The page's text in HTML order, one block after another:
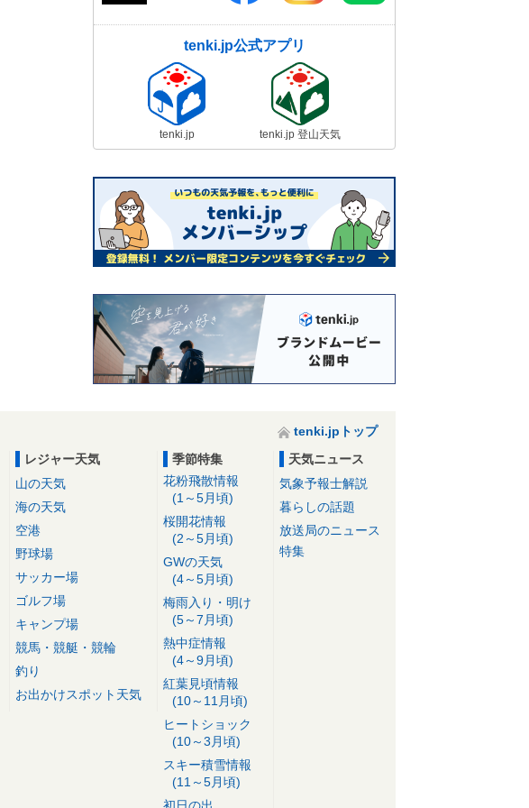
tenki.jp公式アプリ
tenki.jp tenki.jp 登山天気
tenki.jpトップ
レジャー天気
山の天気
海の天気
空港
野球場
サッカー場
ゴルフ場
キャンプ場
競馬・競艇・競輪
釣り
お出かけスポット天気
季節特集
花粉飛散情報
(1～5月頃)
桜開花情報
(2～5月頃)
GWの天気
(4～5月頃)
梅雨入り・明け
(5～7月頃)
熱中症情報
(4～9月頃)
紅葉見頃情報
(10～11月頃)
ヒートショック
(10～3月頃)
スキー積雪情報
(11～5月頃)
初日の出
天気ニュース
気象予報士解説
暮らしの話題
放送局のニュース
特集